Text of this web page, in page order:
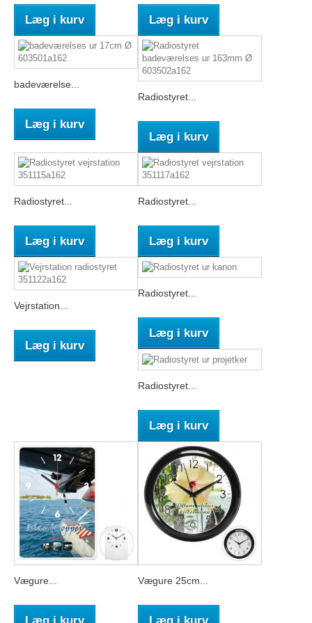
Læg i kurv Læg i kurv
badeværelse...
Læg i kurv
Radiostyret...
Læg i kurv
Radiostyret...
Læg i kurv
Radiostyret...
Læg i kurv
Vejrstation...
Læg i kurv
Radiostyret...
Læg i kurv
Radiostyret...
Læg i kurv
Vægure...
Læg i kurv
Vægure 25cm...
Læg i kurv